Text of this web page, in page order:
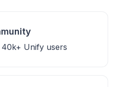
Unify users